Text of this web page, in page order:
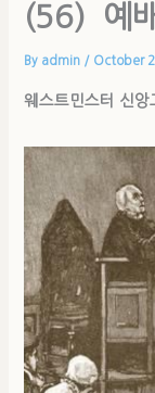
(56) 예
By admin / October
웨스트민스터 신